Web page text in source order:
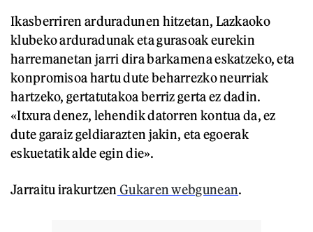
Ikasberriren arduradunen hitzetan, Lazkaoko
klubeko arduradunak eta gurasoak eurekin
harremanetan jarri dira barkamena eskatzeko, eta
konpromisoa hartu dute beharrezko neurriak
hartzeko, gertatutakoa berriz gerta ez dadin.
«Itxura denez, lehendik datorren kontua da, ez
dute garaiz geldiarazten jakin, eta egoerak
eskuetatik alde egin die».
Jarraitu irakurtzen Gukaren webgunean.